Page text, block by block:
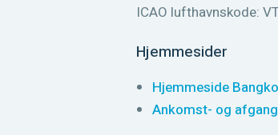
ICAO lufthavnskode:
Hjemmesider
Hjemmeside
Ankomst- og